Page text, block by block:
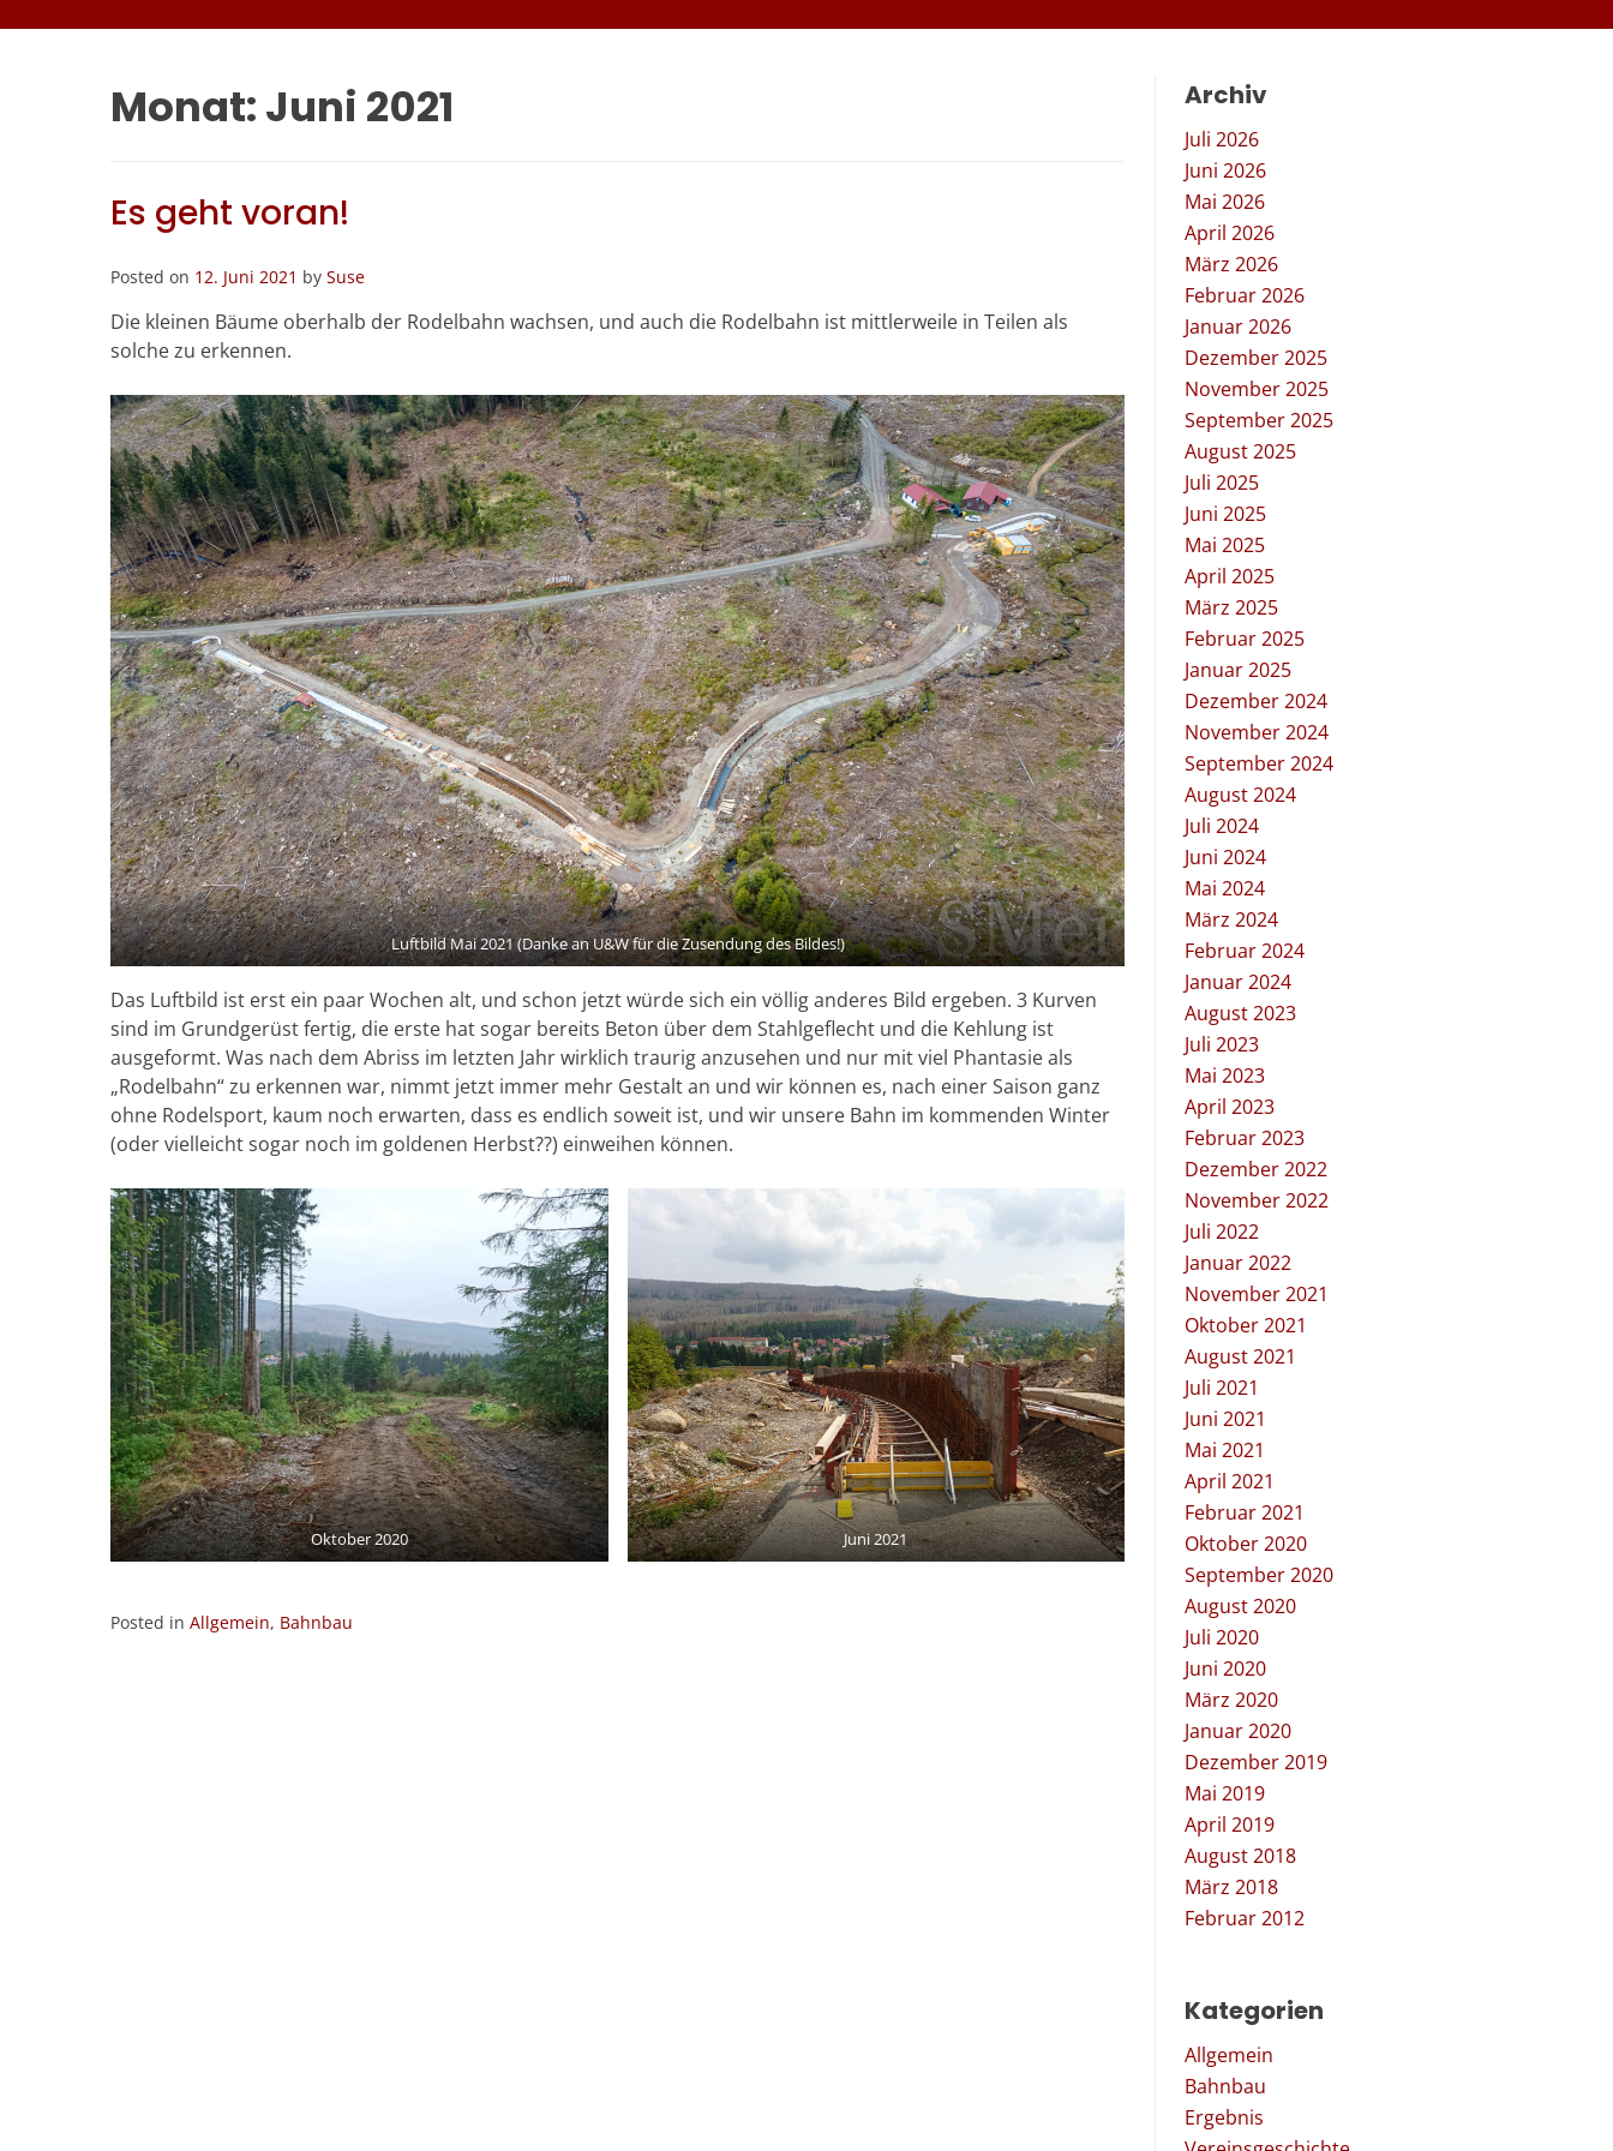
Monat:Juni 2021
Es geht voran!
Posted on 12. Juni 2021 by Suse
Die kleinen Bäume oberhalb der Rodelbahn wachsen, und auch die Rodelbahn ist mittlerweile in Teilen als
solche zu erkennen.
Luftbild Mai 2021 (Danke an U&W für die Zusendung des Bildes!)
Das Luftbild ist erst ein paar Wochen alt, und schon jetzt würde sich ein völlig anderes Bild ergeben. 3 Kurven
sind im Grundgerüst fertig, die erste hat sogar bereits Beton über dem Stahlgeflecht und die Kehlung ist
ausgeformt. Was nach dem Abriss im letzten Jahr wirklich traurig anzusehen und nur mit viel Phantasie als
„Rodelbahn“ zu erkennen war, nimmt jetzt immer mehr Gestalt an und wir können es, nach einer Saison ganz
ohne Rodelsport, kaum noch erwarten, dass es endlich soweit ist, und wir unsere Bahn im kommenden Winter
(oder vielleicht sogar noch im goldenen Herbst??) einweihen können.
Oktober 2020 Juni 2021
Posted in Allgemein, Bahnbau
Archiv
Juli 2026
Juni 2026
Mai 2026
April 2026
März 2026
Februar 2026
Januar 2026
Dezember 2025
November 2025
September 2025
August 2025
Juli 2025
Juni 2025
Mai 2025
April 2025
März 2025
Februar 2025
Januar 2025
Dezember 2024
November 2024
September 2024
August 2024
Juli 2024
Juni 2024
Mai 2024
März 2024
Februar 2024
Januar 2024
August 2023
Juli 2023
Mai 2023
April 2023
Februar 2023
Dezember 2022
November 2022
Juli 2022
Januar 2022
November 2021
Oktober 2021
August 2021
Juli 2021
Juni 2021
Mai 2021
April 2021
Februar 2021
Oktober 2020
September 2020
August 2020
Juli 2020
Juni 2020
März 2020
Januar 2020
Dezember 2019
Mai 2019
April 2019
August 2018
März 2018
Februar 2012
Kategorien
Allgemein
Bahnbau
Ergebnis